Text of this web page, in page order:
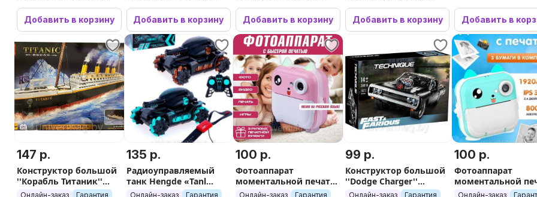
Добавить в корзину Добавить в корзину Добавить в корзину Добавить в корзину Добавить в
147 р.
Конструктор большой
''Корабль Титаник''
1507 дет
Онлайн-заказ Гарантия
135 р.
Радиоуправляемый
танк Hengde «Tanl
Fight» HD3988,
Онлайн-заказ Гарантия
100 р.
Фотоаппарат
моментальной печати
детский Котик
Онлайн-заказ Гарантия
99 р.
Конструктор большой
''Dodge Charger''
Доминика Торетто
Онлайн-заказ Гарантия
100 р.
Фотоаппарат
моментальной
детский Котик
Онлайн-заказ